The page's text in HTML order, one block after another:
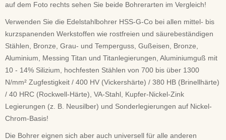
auf dem Foto rechts sehen Sie beide Bohrerarten im Vergleich!
Verwenden Sie die Edelstahlbohrer HSS-G-Co bei allen mittel- bis
kurzspanenden Werkstoffen wie rostfreien und säurebeständigen
Stählen, Bronze, Grau- und Temperguss, Gußeisen, Bronze,
Aluminium, Messing Titan und Titanlegierungen, Aluminiumguß mit
10 - 14% Silizium, hochfesten Stählen von 700 bis über 1300
N/mm² Zugfestigkeit / 400 HV (Vickershärte) / 380 HB (Brinellhärte)
/ 40 HRC (Rockwell-Härte), VA-Stahl, Kupfer-Nickel-Zink
Legierungen (z. B. Neusilber) und Sonderlegierungen auf Nickel-
Chrom-Basis!
Die Bohrer eignen sich aber auch universell für alle anderen